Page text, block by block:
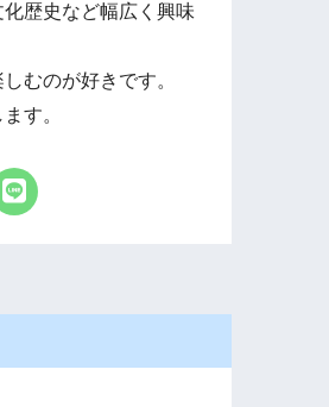
歴史など幅広く興味
むのが好きです。
す。